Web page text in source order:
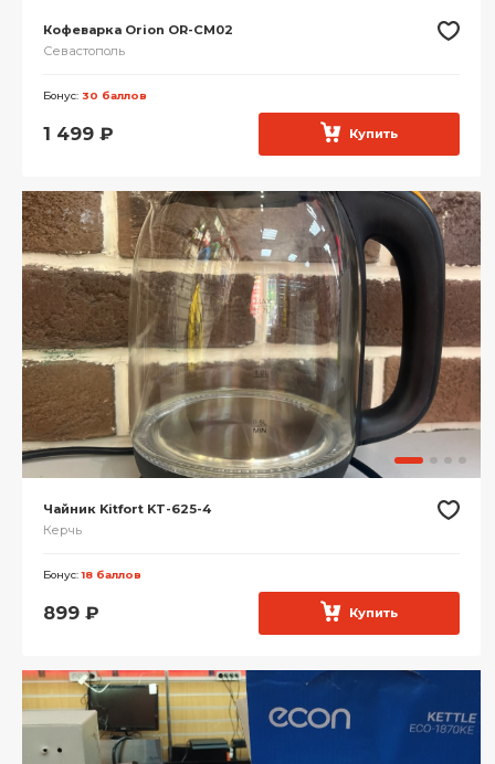
Кофеварка Orion OR-CM02
Севастополь
Бонус: 30 баллов
1 499 ₽ Купить
Чайник Kitfort KT-625-4
Керчь
Бонус:18 баллов
899 ₽ Купить